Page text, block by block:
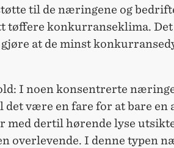
til de næringene og
tøffere konkurranseklima.
at de minst
I noen konsentrerte
det være en fare for at bare en
med dertil hørende lyse
overlevende. I denne typen